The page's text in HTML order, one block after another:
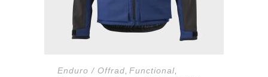
Enduro / Offrad, Functional,